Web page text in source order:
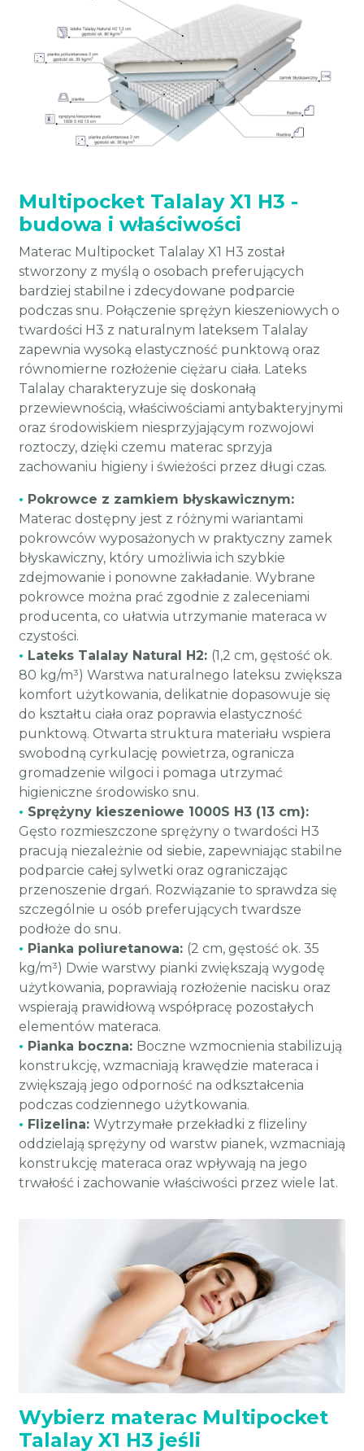
Multipocket Talalay X1 H3 -
budowa i właściwości
Materac Multipocket Talalay X1 H3 został
stworzony z myślą o osobach preferujących
bardziej stabilne i zdecydowane podparcie
podczas snu. Połączenie sprężyn kieszeniowych o
twardości H3 z naturalnym lateksem Talalay
zapewnia wysoką elastyczność punktową oraz
równomierne rozłożenie ciężaru ciała. Lateks
Talalay charakteryzuje się doskonałą
przewiewnością, właściwościami antybakteryjnymi
oraz środowiskiem niesprzyjającym rozwojowi
roztoczy, dzięki czemu materac sprzyja
zachowaniu higieny i świeżości przez długi czas.
• Pokrowce z zamkiem błyskawicznym:
Materac dostępny jest z różnymi wariantami
pokrowców wyposażonych w praktyczny zamek
błyskawiczny, który umożliwia ich szybkie
zdejmowanie i ponowne zakładanie. Wybrane
pokrowce można prać zgodnie z zaleceniami
producenta, co ułatwia utrzymanie materaca w
czystości.
• Lateks Talalay Natural H2: (1,2 cm, gęstość ok.
80 kg/m³) Warstwa naturalnego lateksu zwiększa
komfort użytkowania, delikatnie dopasowuje się
do kształtu ciała oraz poprawia elastyczność
punktową. Otwarta struktura materiału wspiera
swobodną cyrkulację powietrza, ogranicza
gromadzenie wilgoci i pomaga utrzymać
higieniczne środowisko snu.
• Sprężyny kieszeniowe 1000S H3 (13 cm):
Gęsto rozmieszczone sprężyny o twardości H3
pracują niezależnie od siebie, zapewniając stabilne
podparcie całej sylwetki oraz ograniczając
przenoszenie drgań. Rozwiązanie to sprawdza się
szczególnie u osób preferujących twardsze
podłoże do snu.
• Pianka poliuretanowa: (2 cm, gęstość ok. 35
kg/m³) Dwie warstwy pianki zwiększają wygodę
użytkowania, poprawiają rozłożenie nacisku oraz
wspierają prawidłową współpracę pozostałych
elementów materaca.
• Pianka boczna: Boczne wzmocnienia stabilizują
konstrukcję, wzmacniają krawędzie materaca i
zwiększają jego odporność na odkształcenia
podczas codziennego użytkowania.
• Flizelina: Wytrzymałe przekładki z flizeliny
oddzielają sprężyny od warstw pianek, wzmacniają
konstrukcję materaca oraz wpływają na jego
trwałość i zachowanie właściwości przez wiele lat.
Wybierz materac Multipocket
Talalay X1 H3 jeśli